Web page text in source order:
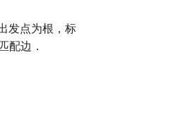
发点为根，标
配边．